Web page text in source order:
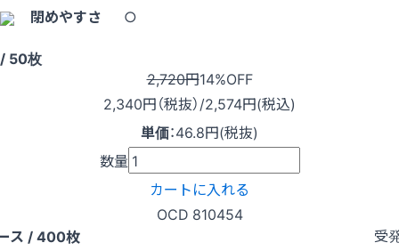
閉めやすさ
○
50枚
2,720円14%OFF
2,340円（税抜）/2,574円(税込)
単価：46.8円(税抜)
数量
カートに入れる
OCD 810454
ス / 400枚
受